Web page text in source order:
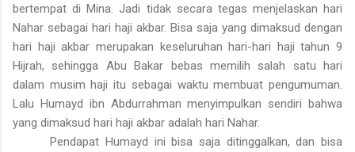
bertempat di Mina. Jadi tidak secara tegas menjelaskan hari
Nahar sebagai hari haji akbar. Bisa saja yang dimaksud dengan
hari haji akbar merupakan keseluruhan hari-hari haji tahun 9
Hijrah, sehingga Abu Bakar bebas memilih salah satu hari
dalam musim haji itu sebagai waktu membuat pengumuman.
Lalu Humayd ibn Abdurrahman menyimpulkan sendiri bahwa
yang dimaksud hari haji akbar adalah hari Nahar.
Pendapat Humayd ini bisa saja ditinggalkan, dan bisa